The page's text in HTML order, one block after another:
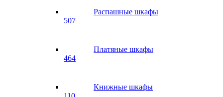
Распашные шкафы
507
Платяные шкафы
464
Книжные шкафы